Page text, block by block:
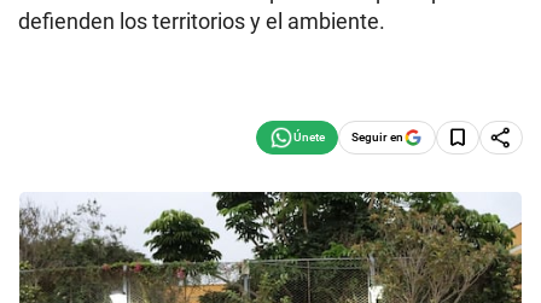
defienden los territorios y el ambiente.
Seguir en